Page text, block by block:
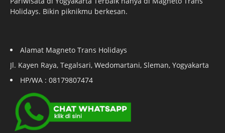
Holidays. Bikin piknikmu berkesan.
Alamat Magneto Trans Holidays
Jl. Kayen Raya, Tegalsari, Wedomartani, Sleman, Yogyakarta
HP/WA : 08179807474